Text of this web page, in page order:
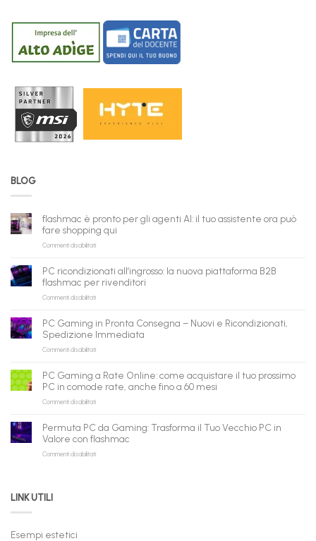
BLOG
flashmac è pronto per gli agenti AI: il tuo assistente ora può
fare shopping qui
Commenti disabilitatisu
pronto
per
gli
AI:
il
tuo
assistente
può
fare
shopping
qui
PC ricondizionati all’ingrosso: la nuova piattaforma B2B
flashmac per rivenditori
Commenti disabilitatisu
ricondizionati
all’ingrosso:
la
nuova
B2B
flashmac
per
rivenditori
PC Gaming in Pronta Consegna – Nuovi e Ricondizionati,
Spedizione Immediata
Commenti disabilitatisu
Gaming
in
Pronta
Consegna
Nuovi
Ricondizionati,
Spedizione
PC Gaming a Rate Online: come acquistare il tuo prossimo
PC in comode rate, anche fino a 60 mesi
Commenti disabilitatisu
Gaming
a
Rate
Online:
Permuta PC da Gaming: Trasforma il Tuo Vecchio PC in
Valore con flashmac
Commenti disabilitatisu
LINK UTILI
Esempi estetici